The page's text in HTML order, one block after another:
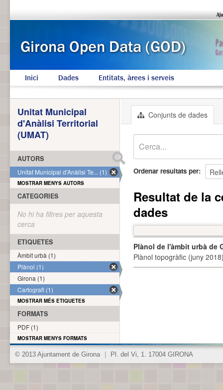
Inici Dades Entitats, àrees i serveis
Conjunts de dades
Ordenar resultats per
Resultat de la
dades
Plànol de l'àmbit urbà de
Plànol topogràfic (juny
Unitat Municipal
d'Anàlisi Territorial
(UMAT)
AUTORS
Unitat Municipal d'Anàlisi Te... (1)
MOSTRAR MENYS AUTORS
CATEGORIES
No hi ha filtres per aquesta
cerca
ETIQUETES
Àmbit urbà (1)
Plànol (1)
Girona (1)
Cartografi (1)
MOSTRAR MÉS ETIQUETES
FORMATS
PDF (1)
MOSTRAR MENYS FORMATS
© 2013 Ajuntament de Girona Pl. del Vi, 1. 17004 GIRONA